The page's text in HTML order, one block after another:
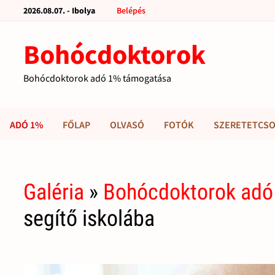
2026.08.07. - Ibolya Belépés
Bohócdoktorok
Bohócdoktorok adó 1% támogatása
ADÓ 1% FŐLAP OLVASÓ FOTÓK
Galéria » Bohócdoktorok
segítő iskolába